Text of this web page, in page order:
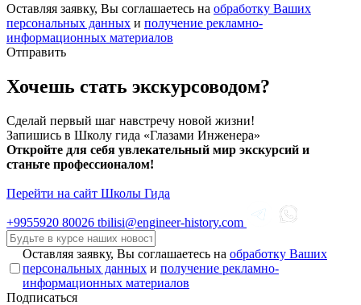
Оставляя заявку, Вы соглашаетесь на обработку Ваших
персональных данных и получение рекламно-
информационных материалов
Отправить
Хочешь стать экскурсоводом?
Сделай первый шаг навстречу новой жизни!
Запишись в Школу гида «Глазами Инженера»
Откройте для себя увлекательный мир экскурсий и
станьте профессионалом!
Перейти на сайт Школы Гида
+9955920 80026 tbilisi@engineer-history.com
Оставляя заявку, Вы соглашаетесь на обработку Ваших
персональных данных и получение рекламно-
информационных материалов
Подписаться